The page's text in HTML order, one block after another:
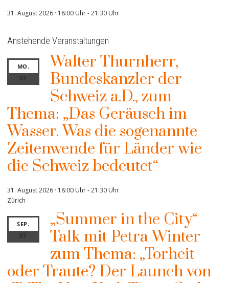
31. August 2026 · 18:00 Uhr-21:30 Uhr
Anstehende Veranstaltungen
MO.
31
Walter Thurnherr,
Bundeskanzler der
Schweiz a.D., zum
Thema: „Das Geräusch im
Wasser. Was die sogenannte
Zeitenwende für Länder wie
die Schweiz bedeutet“
31. August 2026 · 18:00 Uhr-21:30 Uhr
Zürich
SEP.
07
„Summer in the City“
Talk mit Petra Winter
zum Thema: „Torheit
oder Traute? Der Launch von